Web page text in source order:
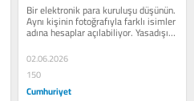
Bir elektronik para kuruluşu düşünün.
Aynı kişinin fotoğrafıyla farklı isimler
adına hesaplar açılabiliyor. Yasadışı
02.06.2026
150
Cumhuriyet